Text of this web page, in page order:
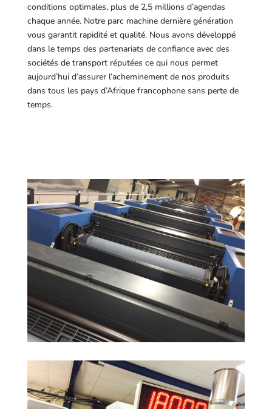
conditions optimales, plus de 2,5 millions d’agendas
chaque année. Notre parc machine dernière génération
vous garantit rapidité et qualité. Nous avons développé
dans le temps des partenariats de confiance avec des
sociétés de transport réputées ce qui nous permet
aujourd’hui d’assurer l’acheminement de nos produits
dans tous les pays d’Afrique francophone sans perte de
temps.